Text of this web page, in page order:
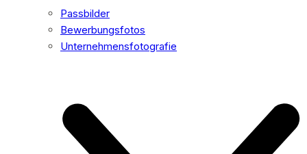
Passbilder
Bewerbungsfotos
Unternehmensfotografie